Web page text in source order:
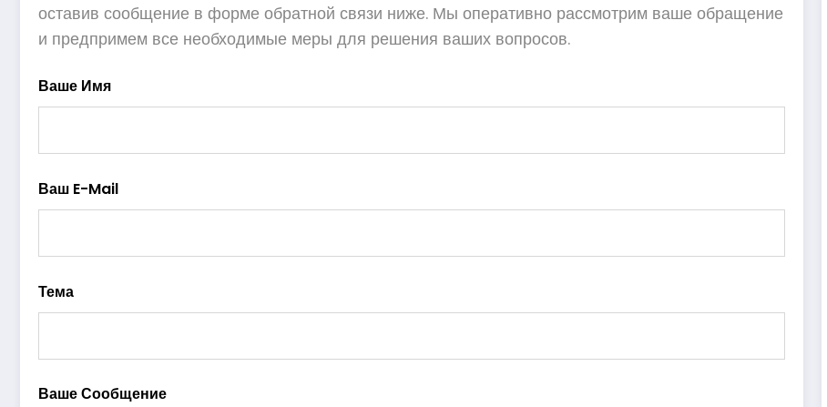
оставив сообщение в форме обратной связи ниже. Мы оперативно рассмотрим ваше обращение
и предпримем все необходимые меры для решения ваших вопросов.
Ваше Имя
Ваш E-Mail
Тема
Ваше Сообщение